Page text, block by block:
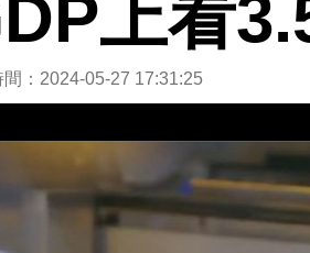
上看
間：2024-05-27 17:31:25